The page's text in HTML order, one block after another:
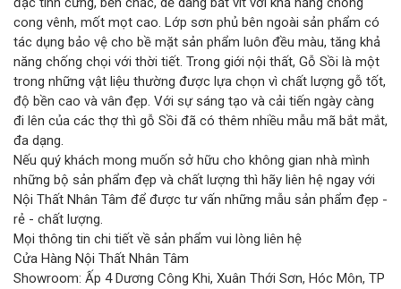
cong vênh, mốt mọt cao. Lớp sơn phủ bên ngoài sản phẩm có
tác dụng bảo vệ cho bề mặt sản phẩm luôn đều màu, tăng khả
năng chống chọi với thời tiết. Trong giới nội thất, Gỗ Sồi là một
trong những vật liệu thường được lựa chọn vì chất lượng gỗ tốt,
độ bền cao và vân đẹp. Với sự sáng tạo và cải tiến ngày càng
đi lên của các thợ thì gỗ Sồi đã có thêm nhiều mẫu mã bắt mắt,
đa dạng.
Nếu quý khách mong muốn sở hữu cho không gian nhà mình
những bộ sản phẩm đẹp và chất lượng thì hãy liên hệ ngay với
Nội Thất Nhân Tâm để được tư vấn những mẫu sản phẩm đẹp -
rẻ - chất lượng.
Mọi thông tin chi tiết về sản phẩm vui lòng liên hệ
Cửa Hàng Nội Thất Nhân Tâm
Showroom: Ấp 4 Dương Công Khi, Xuân Thới Sơn, Hóc Môn, TP